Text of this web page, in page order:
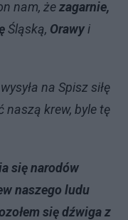
nam, żezagarnie,
Śląską, Orawy i
na Spisz siłę
krew, byle tę
się narodów
naszego ludu
się dźwiga z